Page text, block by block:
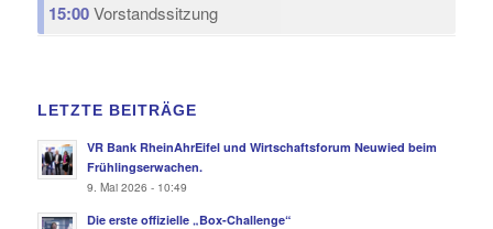
15:00Vorstandssitzung
LETZTE BEITRÄGE
VR Bank RheinAhrEifel und Wirtschaftsforum Neuwied beim
Frühlingserwachen.
9. Mai 2026 - 10:49
Die erste offizielle „Box-Challenge“